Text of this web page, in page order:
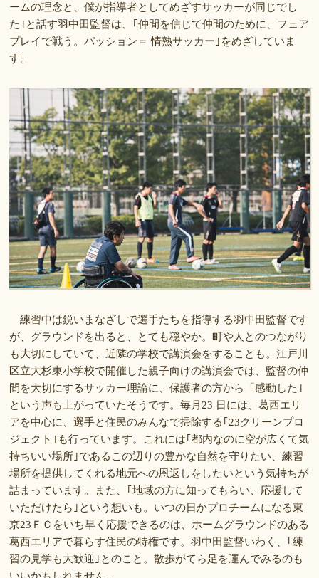
ームの理念と、僕が指導者としてめざすサッカーが同じでし
た｣と話す羽中田監督は、｢仲間を信じて仲間のために、フェア
プレイで戦う。パッション＝ 情熱サッカー｣をめざしていま
す。
練習中は鋭いまなざしで選手たちを指導する羽中田監督です
が、グラウンドを出ると、とても穏やか。町や人とのつながり
も大切にしていて、近隣の学校で講演会をすることも。江戸川
区立大杉東小学校で開催した親子向けの講演会では、監督の仲
間を大切にするサッカー理論に、保護者の方から「感動した｣
という声も上がっていたそうです。毎月23 日には、葛西エリ
アを中心に、選手と住民のみんなで掃除する｢23クリーンプロ
ジェクト｣も行っています。これには｢都内なのに空が広くて気
持ちいい場所｣であるこの辺りの豊かな自然を守りたい、練習
場所を提供してくれる地元への恩返しをしたいという気持ちが
詰まっています。また、｢地域の方に知ってもらい、応援して
いただけたら｣という想いも。いつの日かプロチームになる東
京23ＦＣをいち早く応援できるのは、ホームグラウンドのある
葛西エリアで暮らす住民の特権です。羽中田監督いわく、｢練
習の見学も大歓迎｣とのこと。散歩がてら足を運んでみるのも